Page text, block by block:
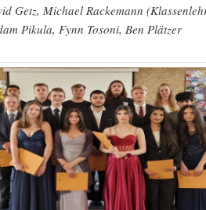
Getz, Michael Rackemann
Pikula, Fynn Tosoni, Ben Plätzer